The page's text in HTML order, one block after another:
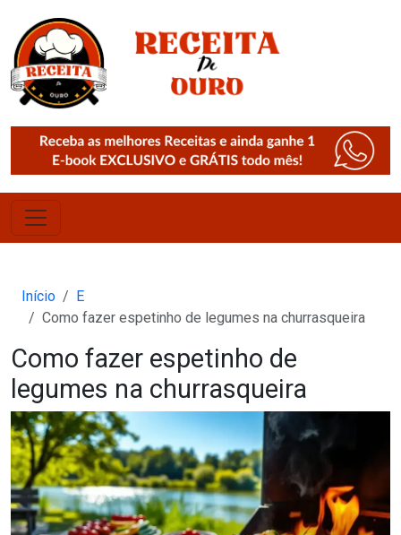
Início
E
Como fazer espetinho de legumes na churrasqueira
Como fazer espetinho de
legumes na churrasqueira